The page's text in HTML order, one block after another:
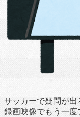
サッカーで疑問が出
録画映像でもう一